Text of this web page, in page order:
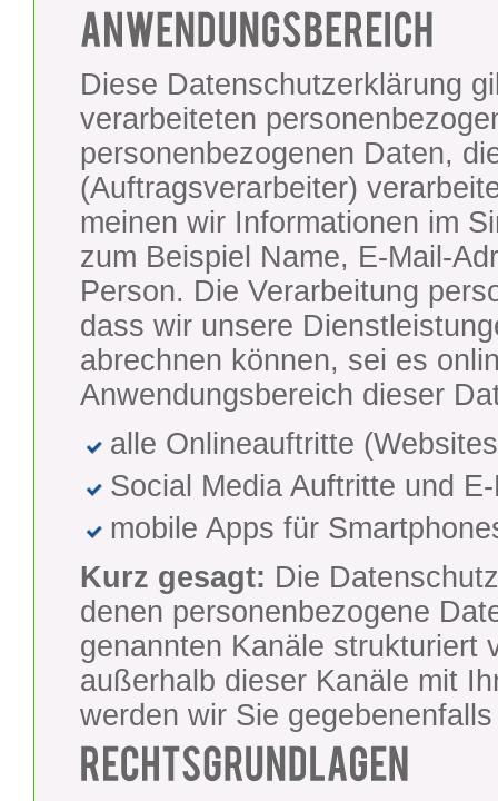
Diese Datenschutzerklärung
verarbeiteten
personenbezogenen Daten,
(Auftragsverarbeiter)
meinen wir Informationen im
zum Beispiel Name, E-Mail-
Person. Die Verarbeitung
dass wir unsere
abrechnen können, sei es
Anwendungsbereich dieser
alle Onlineauftritte
Social Media Auftritte und
mobile Apps für
Kurz gesagt: Die
denen personenbezogene
genannten Kanäle strukturiert
außerhalb dieser Kanäle mit
werden wir Sie